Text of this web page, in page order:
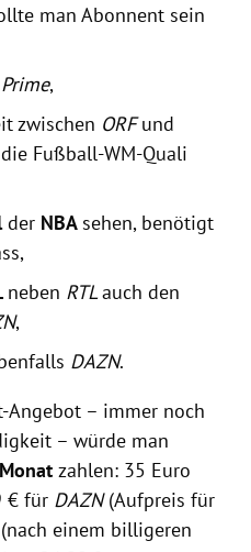
man Abonnent sein
Prime,
zwischen ORFund
Fußball-WM-Quali
der NBAsehen, benötigt
neben RTLauch den
,
DAZN.
Angebot – immer noch
– würde man
zahlen: 35 Euro
€ für DAZN(Aufpreis für
einem billigeren